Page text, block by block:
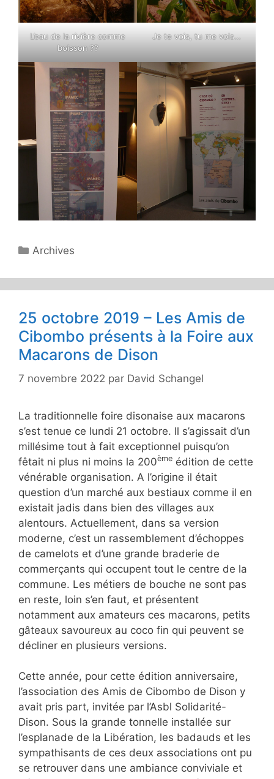
L’eau de la rivière comme
boisson ??
Je te vois, tu me vois…
Catégories
Archives
25 octobre 2019 – Les Amis de
Cibombo présents à la Foire aux
Macarons de Dison
7 novembre 2022 par David Schangel
La traditionnelle foire disonaise aux macarons
s’est tenue ce lundi 21 octobre. Il s’agissait d’un
millésime tout à fait exceptionnel puisqu’on
fêtait ni plus ni moins la 200ème édition de cette
vénérable organisation. A l’origine il était
question d’un marché aux bestiaux comme il en
existait jadis dans bien des villages aux
alentours. Actuellement, dans sa version
moderne, c’est un rassemblement d’échoppes
de camelots et d’une grande braderie de
commerçants qui occupent tout le centre de la
commune. Les métiers de bouche ne sont pas
en reste, loin s’en faut, et présentent
notamment aux amateurs ces macarons, petits
gâteaux savoureux au coco fin qui peuvent se
décliner en plusieurs versions.
Cette année, pour cette édition anniversaire,
l’association des Amis de Cibombo de Dison y
avait pris part, invitée par l’Asbl Solidarité-
Dison. Sous la grande tonnelle installée sur
l’esplanade de la Libération, les badauds et les
sympathisants de ces deux associations ont pu
se retrouver dans une ambiance conviviale et